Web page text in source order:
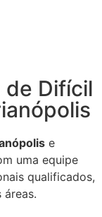
de Difícil
e
uma equipe
qualificados,